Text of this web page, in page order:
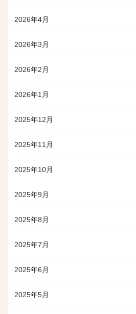
2026年4月
2026年3月
2026年2月
2026年1月
2025年12月
2025年11月
2025年10月
2025年9月
2025年8月
2025年7月
2025年6月
2025年5月